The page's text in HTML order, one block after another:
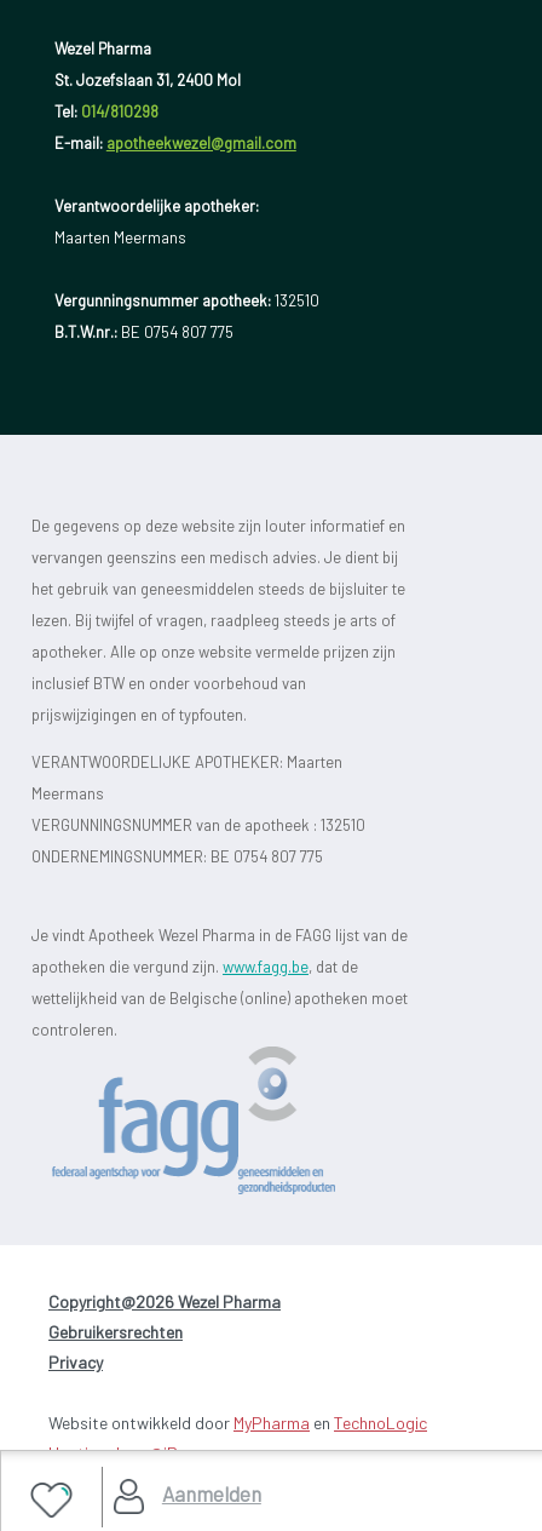
Aanmelden
Wezel Pharma
St. Jozefslaan 31, 2400 Mol
Tel: 014/810298
E-mail: apotheekwezel@gmail.com
Verantwoordelijke apotheker:
Maarten Meermans
Vergunningsnummer apotheek:132510
B.T.W.nr.:BE 0754 807 775
De gegevens op deze website zijn louter informatief en
vervangen geenszins een medisch advies. Je dient bij
het gebruik van geneesmiddelen steeds de bijsluiter te
lezen. Bij twijfel of vragen, raadpleeg steeds je arts of
apotheker. Alle op onze website vermelde prijzen zijn
inclusief BTW en onder voorbehoud van
prijswijzigingen en of typfouten.
VERANTWOORDELIJKE APOTHEKER: Maarten
Meermans
VERGUNNINGSNUMMER van de apotheek : 132510
ONDERNEMINGSNUMMER: BE 0754 807 775
Je vindt Apotheek Wezel Pharma in de FAGG lijst van de
apotheken die vergund zijn. www.fagg.be, dat de
wettelijkheid van de Belgische (online) apotheken moet
controleren.
Copyright@2026 Wezel Pharma
Gebruikersrechten
Privacy
Website ontwikkeld door MyPharma en TechnoLogic
Hosting door @iPower